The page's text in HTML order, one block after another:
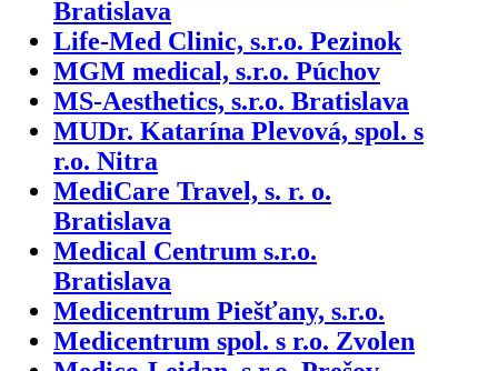
Bratislava
Life-Med Clinic, s.r.o. Pezinok
MGM medical, s.r.o. Púchov
MS-Aesthetics, s.r.o. Bratislava
MUDr. Katarína Plevová, spol. s
r.o. Nitra
MediCare Travel, s. r. o.
Bratislava
Medical Centrum s.r.o.
Bratislava
Medicentrum Piešťany, s.r.o.
Medicentrum spol. s r.o. Zvolen